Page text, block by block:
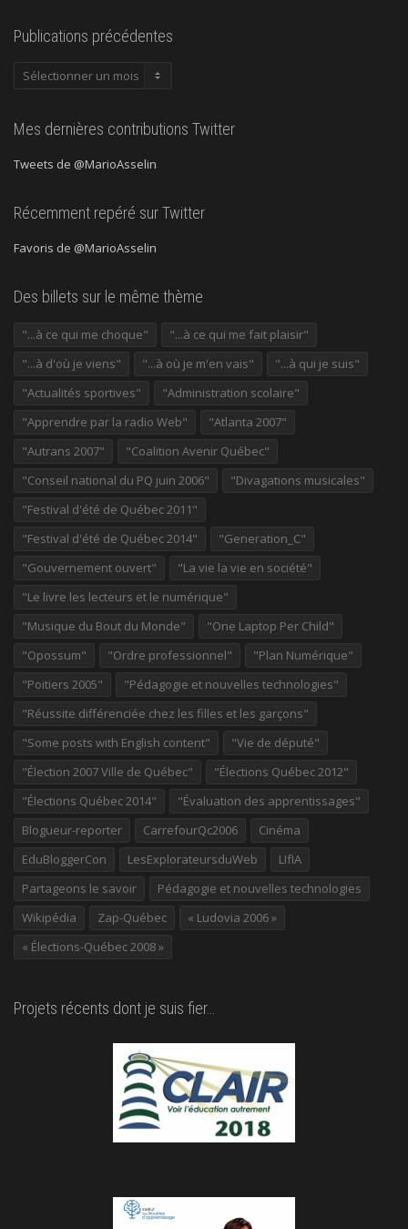
Publications précédentes
Publications
Mes dernières contributions Twitter
Tweets de @MarioAsselin
Récemment repéré sur Twitter
Favoris de @MarioAsselin
Des billets sur le même thème
"...à ce qui me choque"
"...à ce qui me fait plaisir"
"...à d'où je viens"
"...à où je m'en vais"
"...à qui je suis"
"Actualités sportives"
"Administration scolaire"
"Apprendre par la radio Web"
"Atlanta 2007"
"Autrans 2007"
"Coalition Avenir Québec"
"Conseil national du PQ juin 2006"
"Divagations musicales"
"Festival d'été de Québec 2011"
"Festival d'été de Québec 2014"
"Generation_C"
"Gouvernement ouvert"
"La vie la vie en société"
"Le livre les lecteurs et le numérique"
"Musique du Bout du Monde"
"One Laptop Per Child"
"Opossum"
"Ordre professionnel"
"Plan Numérique"
"Poitiers 2005"
"Pédagogie et nouvelles technologies"
"Réussite différenciée chez les filles et les garçons"
"Some posts with English content"
"Vie de député"
"Élection 2007 Ville de Québec"
"Élections Québec 2012"
"Élections Québec 2014"
"Évaluation des apprentissages"
Blogueur-reporter
CarrefourQc2006
Cinéma
EduBloggerCon
LesExplorateursduWeb
LIfIA
Partageons le savoir
Pédagogie et nouvelles technologies
Wikipédia
Zap-Québec
« Ludovia 2006 »
« Élections-Québec 2008 »
Projets récents dont je suis fier…